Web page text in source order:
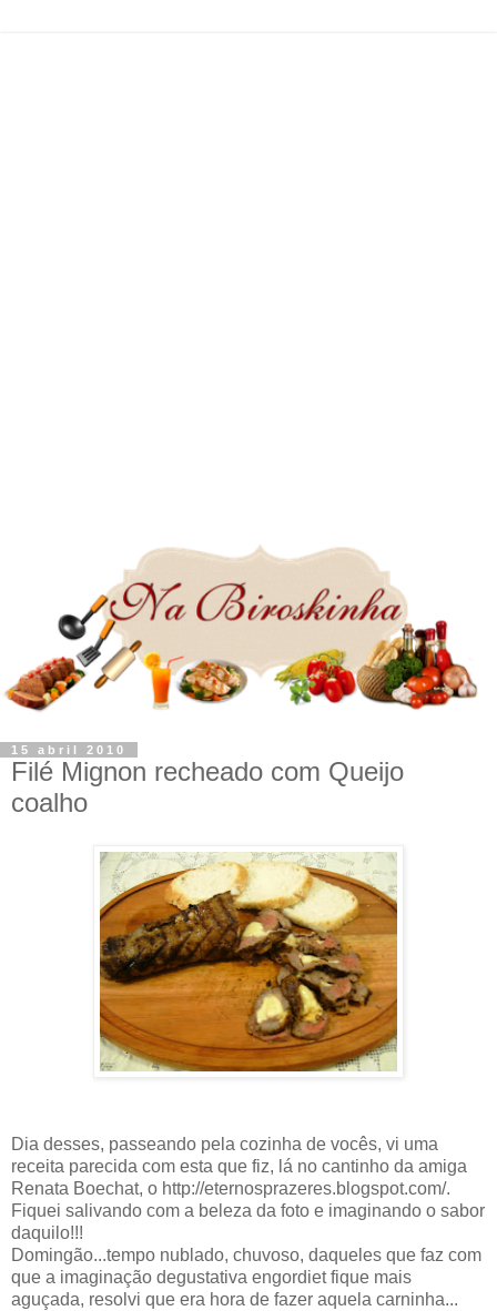
15 abril 2010
Filé Mignon recheado com Queijo
coalho
Dia desses, passeando pela cozinha de vocês, vi uma
receita parecida com esta que fiz, lá no cantinho da amiga
Renata Boechat, o http://eternosprazeres.blogspot.com/.
Fiquei salivando com a beleza da foto e imaginando o sabor
daquilo!!!
Domingão...tempo nublado, chuvoso, daqueles que faz com
que a imaginação degustativa engordiet fique mais
aguçada, resolvi que era hora de fazer aquela carninha...